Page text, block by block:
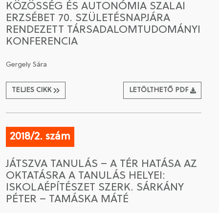
KÖZÖSSÉG ÉS AUTONÓMIA SZALAI
ERZSÉBET 70. SZÜLETÉSNAPJÁRA
RENDEZETT TÁRSADALOMTUDOMÁNYI
KONFERENCIA
Gergely Sára
TELJES CIKK LETÖLTHETŐ PDF
2018/2. szám
JÁTSZVA TANULÁS – A TÉR HATÁSA AZ
OKTATÁSRA A TANULÁS HELYEI:
ISKOLAÉPÍTÉSZET SZERK. SÁRKÁNY
PÉTER – TAMÁSKA MÁTÉ